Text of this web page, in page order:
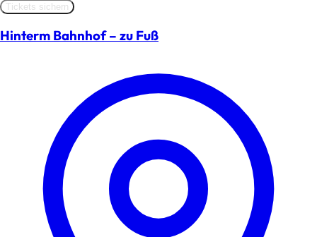
Tickets sichern
Hinterm Bahnhof – zu Fuß